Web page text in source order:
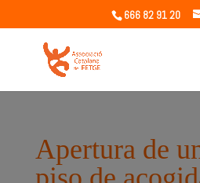
666 82 91 20
Apertura de